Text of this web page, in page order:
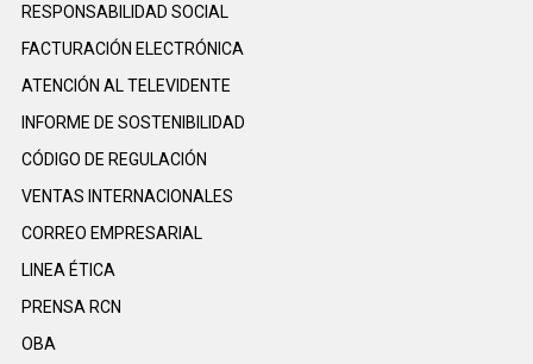
RESPONSABILIDAD SOCIAL
FACTURACIÓN ELECTRÓNICA
ATENCIÓN AL TELEVIDENTE
INFORME DE SOSTENIBILIDAD
CÓDIGO DE REGULACIÓN
VENTAS INTERNACIONALES
CORREO EMPRESARIAL
LINEA ÉTICA
PRENSA RCN
OBA